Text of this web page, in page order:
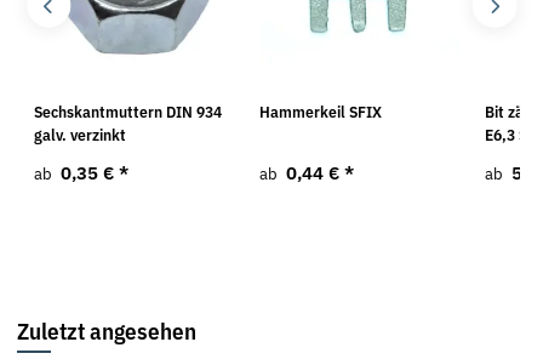
Sechskantmuttern DIN 934
galv. verzinkt
ab 0,35 € *
Hammerkeil SFIX
ab 0,44 € *
Bit
E6,3
ab
Zuletzt angesehen